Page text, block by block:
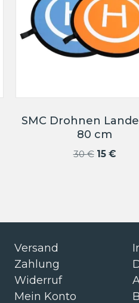
SMC Drohnen
80 cm
30€ 15 €
Versand
Zahlung
Widerruf
Mein Konto